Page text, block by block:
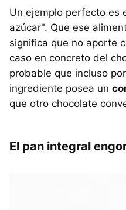
Un ejemplo perfecto es
azúcar". Que ese
significa que no aporte
caso en concreto del
probable que incluso
ingrediente posea un
que otro chocolate
El pan integral